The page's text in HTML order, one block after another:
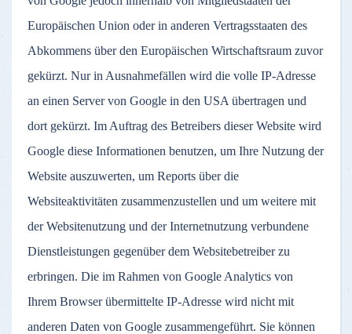
Europäischen Union oder in anderen Vertragsstaaten des
Abkommens über den Europäischen Wirtschaftsraum zuvor
gekürzt. Nur in Ausnahmefällen wird die volle IP-Adresse
an einen Server von Google in den USA übertragen und
dort gekürzt. Im Auftrag des Betreibers dieser Website wird
Google diese Informationen benutzen, um Ihre Nutzung der
Website auszuwerten, um Reports über die
Websiteaktivitäten zusammenzustellen und um weitere mit
der Websitenutzung und der Internetnutzung verbundene
Dienstleistungen gegenüber dem Websitebetreiber zu
erbringen. Die im Rahmen von Google Analytics von
Ihrem Browser übermittelte IP-Adresse wird nicht mit
anderen Daten von Google zusammengeführt. Sie können